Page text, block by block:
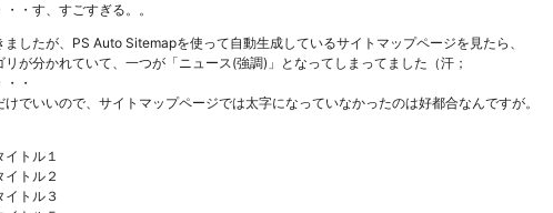
・す、すごすぎる。。
ましたが、PS Auto Sitemapを使って自動生成しているサイトマップページを見たら、
リが分かれていて、一つが「ニュース(強調)」となってしまってました（汗；
・
けでいいので、サイトマップページでは太字になっていなかったのは好都合なんですが。
トル１
トル２
トル３